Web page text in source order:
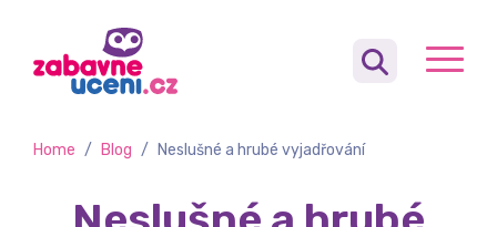
Home / Blog / Neslušné a hrubé vyjadřování